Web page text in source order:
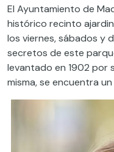
El Ayuntamiento de
histórico recinto
los viernes, sábados y
secretos de este
levantado en 1902 por
misma, se encuentra